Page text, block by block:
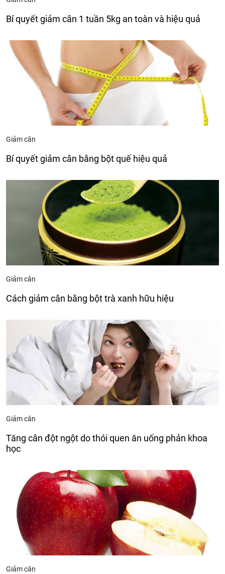
Bí quyết giảm cân 1 tuần 5kg an toàn và hiệu quả
Giảm cân
Bí quyết giảm cân bằng bột quế hiệu quả
Giảm cân
Cách giảm cân bằng bột trà xanh hữu hiệu
Giảm cân
Tăng cân đột ngột do thói quen ăn uống phản khoa
học
Giảm cân